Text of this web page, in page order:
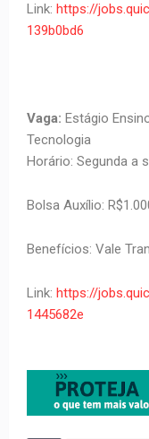
Link: https://
139b0bd6
Vaga: Estágio
Tecnologia
Horário: Segunda a
Bolsa Auxílio:
Benefícios: Vale
Link: https://
1445682e